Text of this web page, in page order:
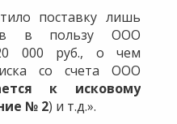
поставку лишь
в пользу ООО
000 руб., о чем
со счета ООО
к исковому
№ 2) и т.д.».